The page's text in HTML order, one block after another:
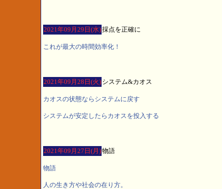
2021年09月29日(水)採点を正確に
これが最大の時間効率化！
2021年09月28日(火) システム&カオス
カオスの状態ならシステムに戻す
システムが安定したらカオスを投入する
2021年09月27日(月)物語
物語
人の生き方や社会の在り方。